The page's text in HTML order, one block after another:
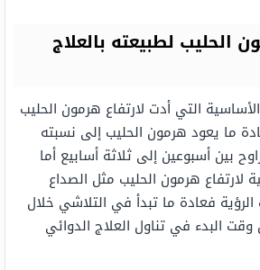
الحليب لطبيعته بالعلاج
التي أدت لارتفاع هرمون الحليب
ما يعود هرمون الحليب إلى نسبته
بين أسبوعين إلى ثلاثة أسابيع أما
لارتفاع هرمون الحليب مثل الصداع
فعادة ما تبدأ في التلاشي خلال
وقت البدء في تناول العلاج الدوائي